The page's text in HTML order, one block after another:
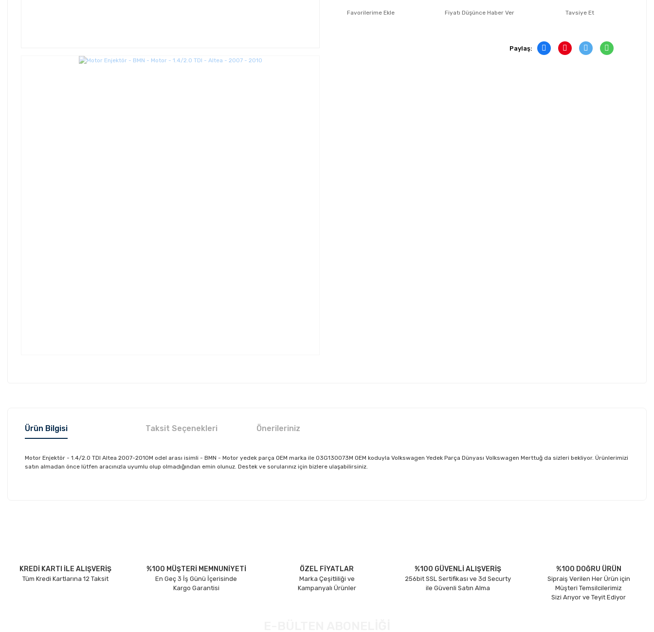
Fiyatı Düşünce Haber Ver Tavsiye Et
Paylaş:
Ürün Bilgisi Taksit Seçenekleri Önerileriniz
Motor Enjektör - 1.4/2.0 TDI Altea 2007-2010M odel arası isimli - BMN - Motor yedek parça OEM marka ile 03G130073M OEM koduyla Volkswagen Yedek Parça Dünyası Volkswagen Merttuğ da sizleri bekliyor. Ürünlerimizi
satın almadan önce lütfen aracınızla uyumlu olup olmadığından emin olunuz. Destek ve sorularınız için bizlere ulaşabilirsiniz.
Ürün bilgilerinde hatalar bulunuyor.
Ürün fiyatı diğer sitelerden daha pahalı.
KREDİ KARTI İLE ALIŞVERİŞ
Tüm Kredi Kartlarına 12 Taksit
%100 MÜŞTERİ MEMNUNİYETİ
En Geç 3 İş Günü İçerisinde
Kargo Garantisi
ÖZEL FİYATLAR
Marka Çeşitliliği ve
Kampanyalı Ürünler
%100 GÜVENLİ ALIŞVERİŞ
256bit SSL Sertifikası ve 3d Securty
ile Güvenli Satın Alma
%100 DOĞRU ÜRÜN
Sipraiş Verilen Her Ürün için
Müşteri Temsilcilerimiz
Sizi Arıyor ve Teyit Ediyor